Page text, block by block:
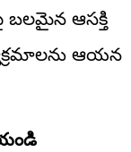
బలమైన ఆసక్తి
ఆయన